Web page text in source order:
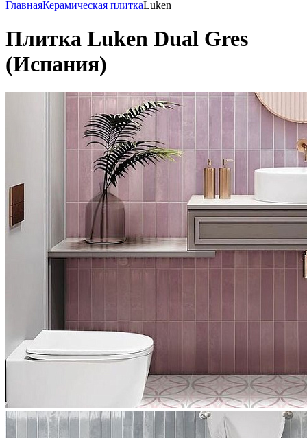
ГлавнаяКерамическая плиткаLuken
Плитка Luken Dual Gres
(Испания)